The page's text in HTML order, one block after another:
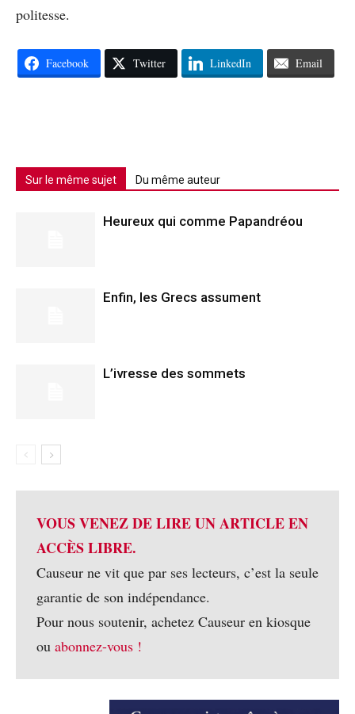
politesse.
Facebook Twitter LinkedIn Email
Sur le même sujet Du même auteur
Heureux qui comme Papandréou
Enfin, les Grecs assument
L’ivresse des sommets
VOUS VENEZ DE LIRE UN ARTICLE EN
ACCÈS LIBRE.
Causeur ne vit que par ses lecteurs, c’est la seule
garantie de son indépendance.
Pour nous soutenir, achetez Causeur en kiosque
ou abonnez-vous !